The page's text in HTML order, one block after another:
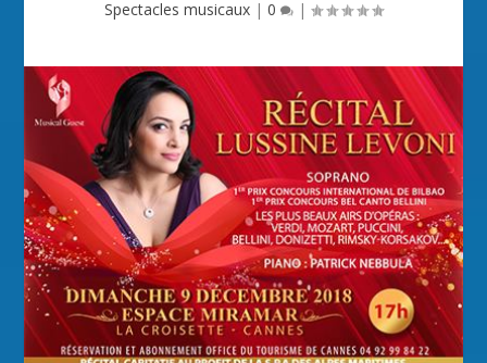
Spectacles musicaux | 0 |